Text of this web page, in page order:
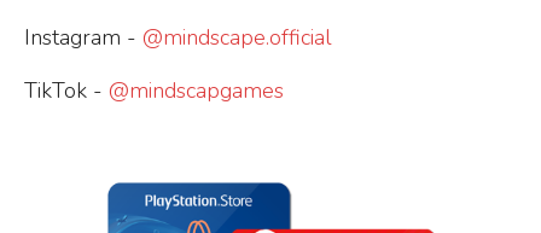
Instagram - @mindscape.official
TikTok - @mindscapgames